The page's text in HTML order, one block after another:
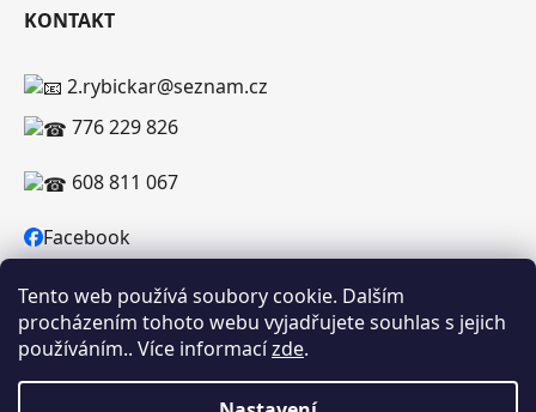
Tento web používá soubory cookie. Dalším
procházením tohoto webu vyjadřujete souhlas s jejich
používáním.. Více informacízde.
KONTAKT
2.rybickar@seznam.cz
776 229 826
608 811 067
Facebook
Vytvořil Shoptet
RYBICKAR.CZ